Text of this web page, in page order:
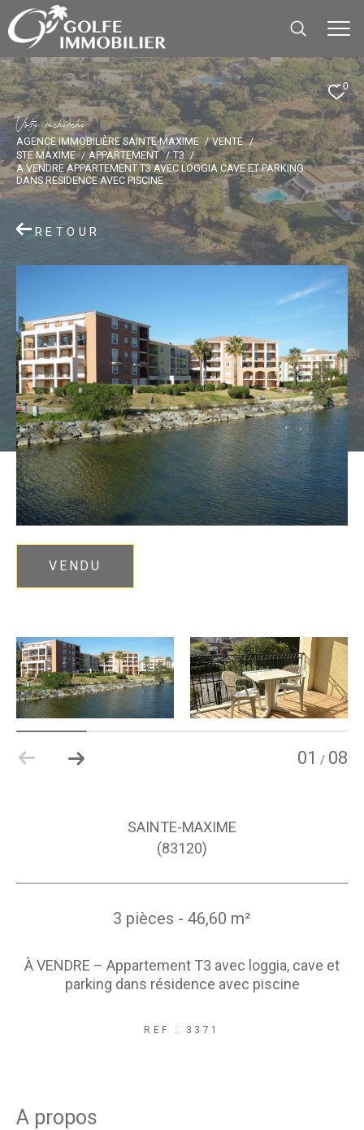
0
Votre recherche
AGENCE IMMOBILIÈRE SAINTE-MAXIME
VENTE
STE MAXIME
APPARTEMENT
T3
A VENDRE APPARTEMENT T3 AVEC LOGGIA CAVE ET PARKING
DANS RESIDENCE AVEC PISCINE
RETOUR
VENDU
01 / 08
SAINTE-MAXIME
(83120)
3 pièces - 46,60 m²
À VENDRE – Appartement T3 avec loggia, cave et
parking dans résidence avec piscine
REF : 3371
a propos